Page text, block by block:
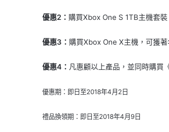
優惠2： 購買Xbox One S 1TB主機套
優惠3： 購買Xbox One X主機，可獲
優惠4： 凡惠顧以上產品，並同時購買
優惠期：即日至2018年4月2日
禮品換領期：即日至2018年4月9日